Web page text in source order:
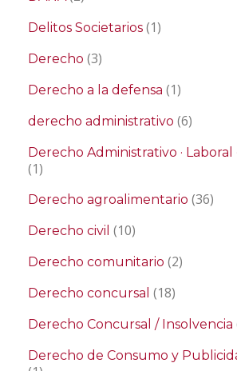
Delitos Societarios (1)
Derecho (3)
Derecho a la defensa (1)
derecho administrativo (6)
Derecho Administrativo · Laboral
(1)
Derecho agroalimentario (36)
Derecho civil (10)
Derecho comunitario (2)
Derecho concursal (18)
Derecho Concursal / Insolvencia
Derecho de Consumo y